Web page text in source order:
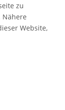
zu
Website,